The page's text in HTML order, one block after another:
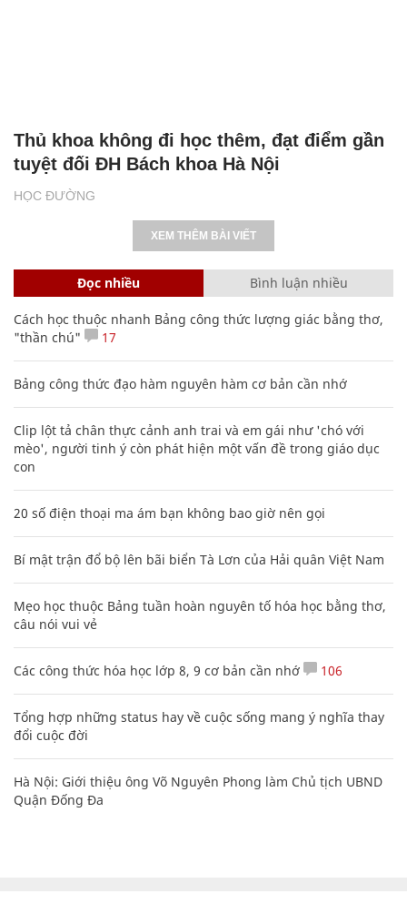
HỌC ĐƯỜNG
Thủ khoa không đi học thêm, đạt điểm gần
tuyệt đối ĐH Bách khoa Hà Nội
XEM THÊM BÀI VIẾT
Đọc nhiều Bình luận nhiều
Cách học thuộc nhanh Bảng công thức lượng giác bằng thơ,
"thần chú"
17
Bảng công thức đạo hàm nguyên hàm cơ bản cần nhớ
Clip lột tả chân thực cảnh anh trai và em gái như 'chó với
mèo', người tinh ý còn phát hiện một vấn đề trong giáo dục
con
20 số điện thoại ma ám bạn không bao giờ nên gọi
Bí mật trận đổ bộ lên bãi biển Tà Lơn của Hải quân Việt Nam
Mẹo học thuộc Bảng tuần hoàn nguyên tố hóa học bằng thơ,
câu nói vui vẻ
Các công thức hóa học lớp 8, 9 cơ bản cần nhớ 106
Tổng hợp những status hay về cuộc sống mang ý nghĩa thay
đổi cuộc đời
Hà Nội: Giới thiệu ông Võ Nguyên Phong làm Chủ tịch UBND
Quận Đống Đa